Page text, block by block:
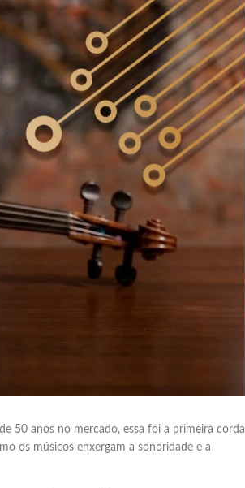
50 anos no mercado, essa foi a primeira corda
os músicos enxergam a sonoridade e a